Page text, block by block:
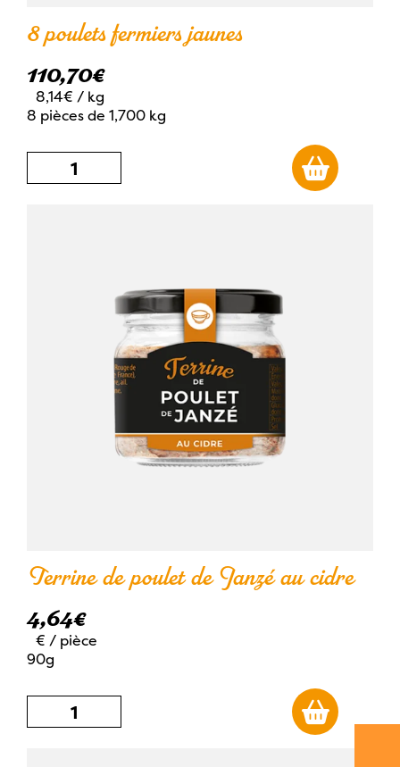
8 poulets fermiers jaunes
110,70€
8,14€ / kg
8 pièces de 1,700 kg
quantité
de
Terrine de poulet de Janzé au cidre
4,64€
€ / pièce
90g
quantité
de